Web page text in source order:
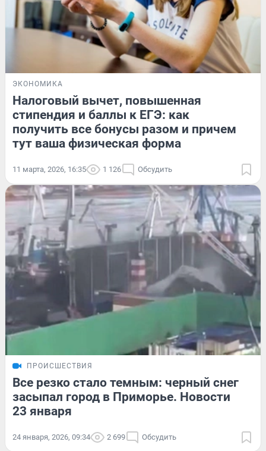
ЭКОНОМИКА
Налоговый вычет, повышенная
стипендия и баллы к ЕГЭ: как
получить все бонусы разом и причем
тут ваша физическая форма
11 марта, 2026, 16:35 1 126 Обсудить
ПРОИСШЕСТВИЯ
Все резко стало темным: черный снег
засыпал город в Приморье. Новости
23 января
24 января, 2026, 09:34 2 699 Обсудить